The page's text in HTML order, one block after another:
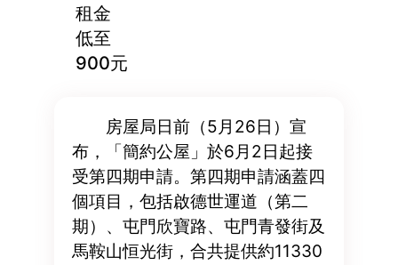
租金
低至
900元
房屋局日前（5月26日）宣
布，「簡約公屋」於6月2日起接
受第四期申請。第四期申請涵蓋四
個項目，包括啟德世運道（第二
期）、屯門欣寶路、屯門青發街及
馬鞍山恒光街，合共提供約11330